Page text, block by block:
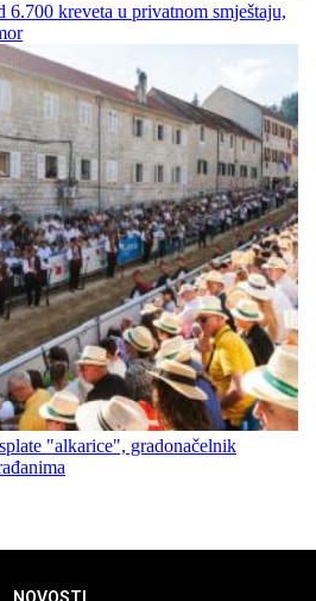
6.700 kreveta u privatnom smještaju,
"alkarice", gradonačelnik